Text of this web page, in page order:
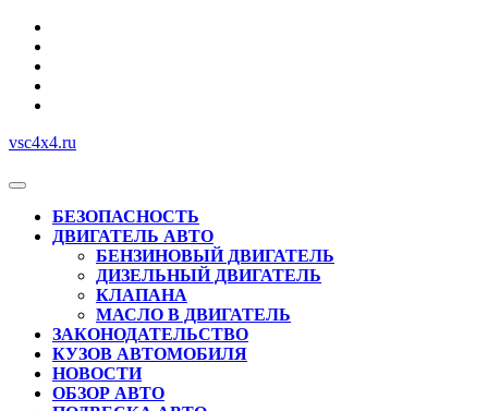
Перейти
содержимому
vsc4x4.ru
Кнопка
ОткрытьБЕЗОПАСНОСТЬ
ДВИГАТЕЛЬ АВТО
БЕНЗИНОВЫЙ ДВИГАТЕЛЬ
ДИЗЕЛЬНЫЙ ДВИГАТЕЛЬ
КЛАПАНА
МАСЛО В ДВИГАТЕЛЬ
ЗАКОНОДАТЕЛЬСТВО
КУЗОВ АВТОМОБИЛЯ
НОВОСТИ
ОБЗОР АВТО